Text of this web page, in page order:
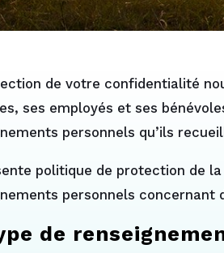
de votre confidentialité
ses employés et ses
personnels qu’ils
politique de protection de
personnels concernant
de